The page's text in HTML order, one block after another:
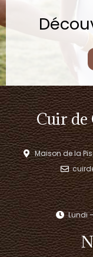
Cuir de
Maison de la
Lundi